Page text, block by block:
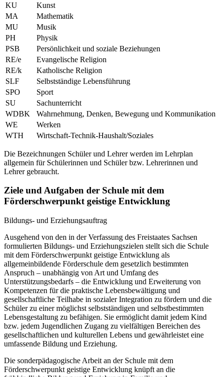
KU
Kunst
MA
Mathematik
MU
Musik
PH
Physik
PSB
Persönlichkeit und soziale Beziehungen
RE/e
Evangelische Religion
RE/k
Katholische Religion
SLF
Selbstständige Lebensführung
SPO
Sport
SU
Sachunterricht
WDBK
Wahrnehmung, Denken, Bewegung und Kommunikation
WE
Werken
WTH
Wirtschaft-Technik-Haushalt/Soziales
Die Bezeichnungen Schüler und Lehrer werden im Lehrplan
allgemein für Schülerinnen und Schüler bzw. Lehrerinnen und
Lehrer gebraucht.
Ziele und Aufgaben der Schule mit dem
Förderschwerpunkt geistige Entwicklung
Bildungs- und Erziehungsauftrag
Ausgehend von den in der Verfassung des Freistaates Sachsen
formulierten Bildungs- und Erziehungszielen stellt sich die Schule
mit dem Förderschwerpunkt geistige Entwicklung als
allgemeinbildende Förderschule dem gesetzlich bestimmten
Anspruch – unabhängig von Art und Umfang des
Unterstützungsbedarfs – die Entwicklung und Erweiterung von
Kompetenzen für die praktische Lebensbewältigung und
gesellschaftliche Teilhabe in sozialer Integration zu fördern und die
Schüler zu einer möglichst selbstständigen und selbstbestimmten
Lebensgestaltung zu befähigen. Sie ermöglicht damit jedem Kind
bzw. jedem Jugendlichen Zugang zu vielfältigen Bereichen des
gesellschaftlichen und kulturellen Lebens und gewährleistet eine
umfassende Bildung und Erziehung.
Die sonderpädagogische Arbeit an der Schule mit dem
Förderschwerpunkt geistige Entwicklung knüpft an die